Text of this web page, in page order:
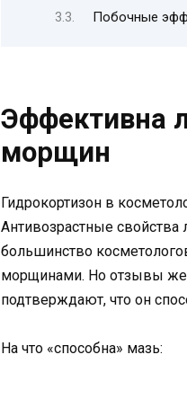
Побочные
Эффективна
морщин
Гидрокортизон в
Антивозрастные свойства
большинство
морщинами. Но отзывы
подтверждают, что он
На что «способна» мазь: